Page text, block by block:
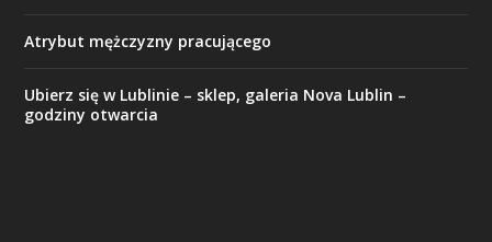
Atrybut mężczyzny pracującego
Ubierz się w Lublinie – sklep, galeria Nova Lublin –
godziny otwarcia